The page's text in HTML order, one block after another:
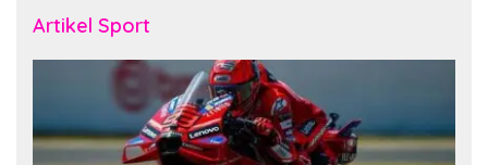
Artikel Sport